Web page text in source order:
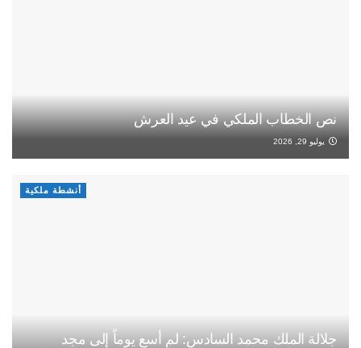
نص الخطاب الملكي في عيد العرش
يوليو 29, 2026
أنشطة ملكية
جلالة الملك محمد السادس: لم أسع يوماً إلى مجد